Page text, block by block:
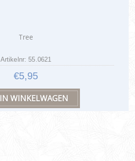
Tree
Artikelnr: 55.0621
€5,95